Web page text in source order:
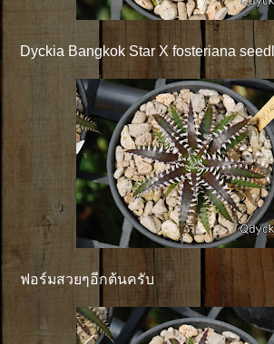
Dyckia Bangkok Star X fosteriana
ฟอร์มสวยๆอีกต้นครับ